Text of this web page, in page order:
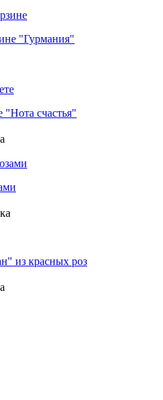
"Гурмания"
"Нота счастья"
из красных роз